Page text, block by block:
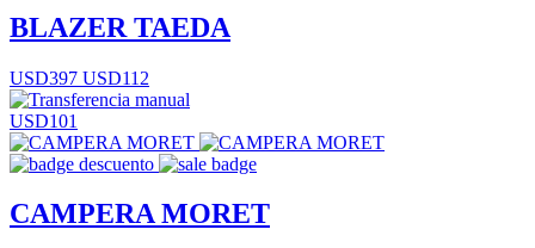
BLAZER TAEDA
USD397 USD112
USD101
CAMPERA MORET